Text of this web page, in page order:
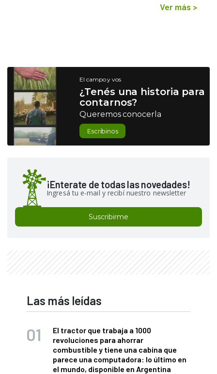
Ver más >
El campo y vos
¿Tenés una historia para
contarnos?
Queremos conocerla
Escribinos
¡Enterate de todas las novedades!
Ingresá tu e-mail y recibí nuestro newsletter
Suscribirme
Las más leídas
El tractor que trabaja a 1000
revoluciones para ahorrar
combustible y tiene una cabina que
parece una computadora: lo último en
el mundo, disponible en Argentina